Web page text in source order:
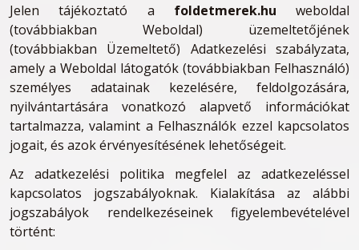
Jelen tájékoztató a foldetmerek.hu weboldal
(továbbiakban Weboldal) üzemeltetőjének
(továbbiakban Üzemeltető) Adatkezelési szabályzata,
amely a Weboldal látogatók (továbbiakban Felhasználó)
személyes adatainak kezelésére, feldolgozására,
nyilvántartására vonatkozó alapvető információkat
tartalmazza, valamint a Felhasználók ezzel kapcsolatos
jogait, és azok érvényesítésének lehetőségeit.
Az adatkezelési politika megfelel az adatkezeléssel
kapcsolatos jogszabályoknak. Kialakítása az alábbi
jogszabályok rendelkezéseinek figyelembevételével
történt: